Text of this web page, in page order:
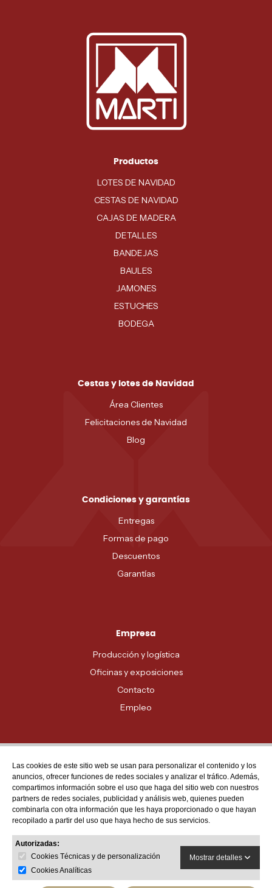
Productos
LOTES DE NAVIDAD
CESTAS DE NAVIDAD
CAJAS DE MADERA
DETALLES
BANDEJAS
BAULES
JAMONES
ESTUCHES
BODEGA
Cestas y lotes de Navidad
Área Clientes
Felicitaciones de Navidad
Blog
Condiciones y garantías
Entregas
Formas de pago
Descuentos
Garantías
Empresa
Producción y logística
Oficinas y exposiciones
Contacto
Empleo
Atención al cliente
MADRID - 91 678 70 70
BARCELONA - 93 635 28 28
VALENCIA - 96 159 71 61
Las cookies de este sitio web se usan para personalizar el contenido y los
anuncios, ofrecer funciones de redes sociales y analizar el tráfico. Además,
compartimos información sobre el uso que haga del sitio web con nuestros
partners de redes sociales, publicidad y análisis web, quienes pueden
combinarla con otra información que les haya proporcionado o que hayan
recopilado a partir del uso que haya hecho de sus servicios.
Autorizadas:
Cookies Técnicas y de personalización
Cookies Analíticas
Mostrar detalles